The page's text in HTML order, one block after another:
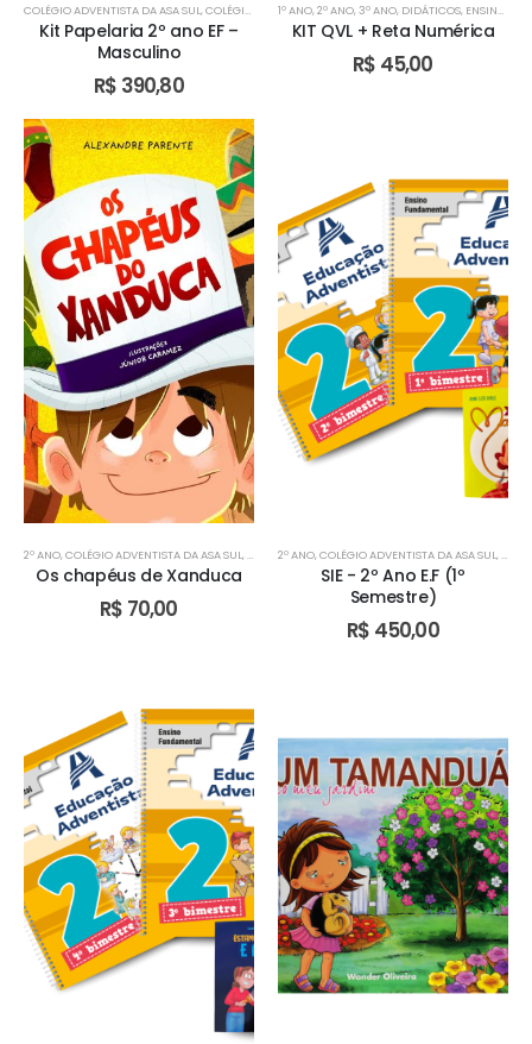
COLÉGIO ADVENTISTA DA ASA SUL,COLÉGIO ADVENTISTA DE ÁGUAS CLARAS ,COLÉGIO
Kit Papelaria 2º ano EF –
Masculino
R$ 390,80
1º ANO,2º ANO,3º ANO, DIDÁTICOS, ENSINO FUNDAMENTAL I
KIT QVL + Reta Numérica
R$ 45,00
2º ANO,COLÉGIO ADVENTISTA DA ASA SUL,COLÉGIO ADVENTISTA DE ÁGUAS CLARAS,COLÉGIO
Os chapéus de Xanduca
R$ 70,00
2º ANO,COLÉGIO ADVENTISTA DA ASA SUL,
SIE - 2º Ano E.F (1º
Semestre)
R$ 450,00